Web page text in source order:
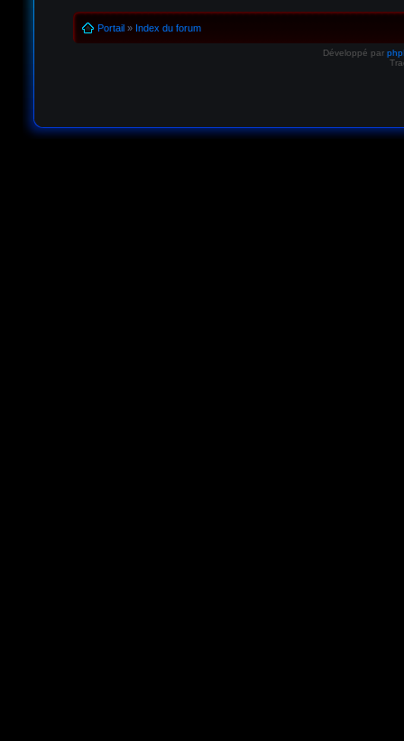
Portail» Index du forum
Développé par